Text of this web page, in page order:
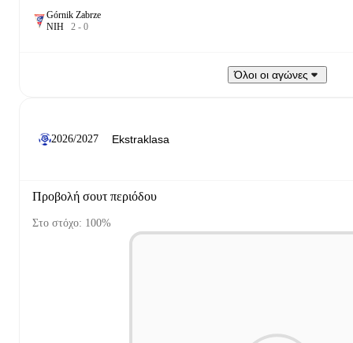
Górnik Zabrze
ΝΙΗ 2 - 0
Όλοι οι αγώνες
2026/2027
Προβολή σουτ περιόδου
Στο στόχο: 100%